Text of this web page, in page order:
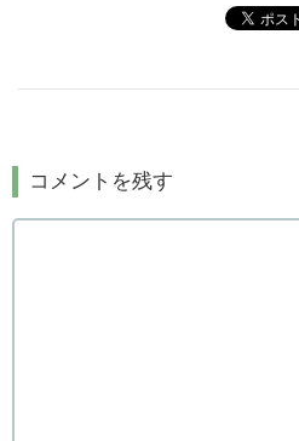
コメントを残す